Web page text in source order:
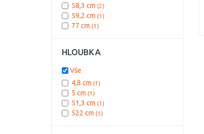
58,3 cm (2)
59,2 cm (1)
77 cm (1)
HLOUBKA
Vše
4,8 cm (1)
5 cm (1)
51,3 cm (1)
522 cm (1)